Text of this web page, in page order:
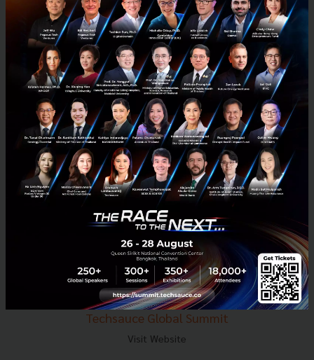
E-mail :contact@techsauce.co
Tel : 02-001-5375
Mobile : 06-4658-9500
Techsauce Media
About Techsauce
Techsauce Services
Privacy Policy
ส่งบทความ
Techsauce Global Summit
Visit Website